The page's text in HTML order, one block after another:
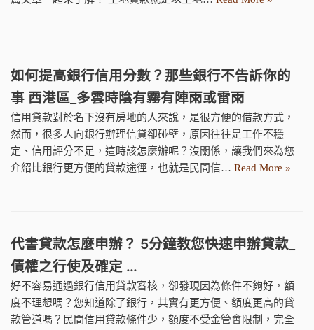
如何提高銀行信用分數？那些銀行不告訴你的
事 西港區_多雲時陰有霧有陣雨或雷雨
信用貸款對於名下沒有房地的人來說，是很方便的借款方式，
然而，很多人向銀行辦理信貸卻碰壁，原因往往是工作不穩
定、信用評分不足，這時該怎麼辦呢？沒關係，讓我們來為您
介紹比銀行更方便的貸款途徑，也就是民間信… Read More »
代書貸款怎麼申辦？ 5分鐘教您快速申辦貸款_
債權之行使及確定 …
好不容易通過銀行信用貸款審核，卻發現因為條件不夠好，額
度不理想嗎？您知道除了銀行，其實有更方便、額度更高的貸
款管道嗎？民間信用貸款條件少，額度不受金管會限制，完全